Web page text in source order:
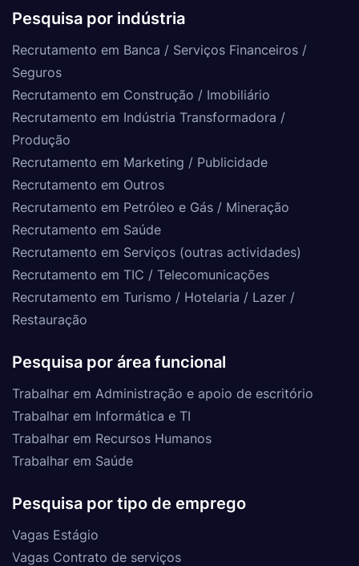
Pesquisa por indústria
Recrutamento em Banca / Serviços Financeiros /
Seguros
Recrutamento em Construção / Imobiliário
Recrutamento em Indústria Transformadora /
Produção
Recrutamento em Marketing / Publicidade
Recrutamento em Outros
Recrutamento em Petróleo e Gás / Mineração
Recrutamento em Saúde
Recrutamento em Serviços (outras actividades)
Recrutamento em TIC / Telecomunicações
Recrutamento em Turismo / Hotelaria / Lazer /
Restauração
Pesquisa por área funcional
Trabalhar em Administração e apoio de escritório
Trabalhar em Informática e TI
Trabalhar em Recursos Humanos
Trabalhar em Saúde
Pesquisa por tipo de emprego
Vagas Estágio
Vagas Contrato de serviços